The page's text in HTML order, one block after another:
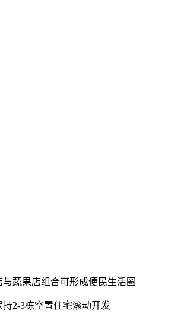
蔬果店组合可形成便民生活圈
2-3栋空置住宅滚动开发